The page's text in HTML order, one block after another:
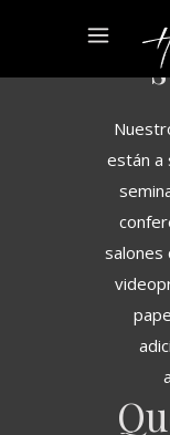
están a
salones